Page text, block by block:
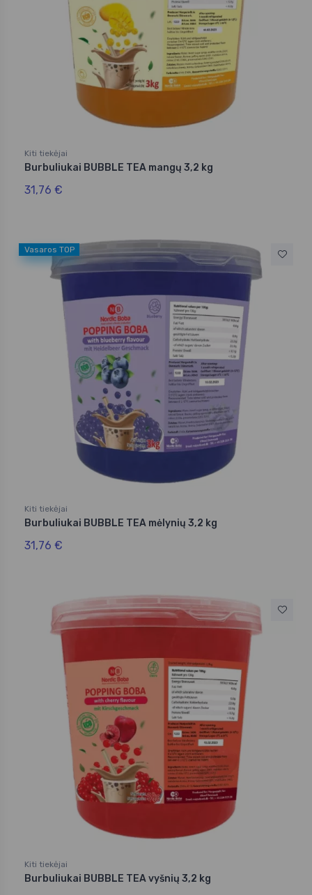
Kiti tiekėjai
Burbuliukai BUBBLE TEA mangų 3,2 kg
31,76 €
Vasaros TOP
Kiti tiekėjai
Burbuliukai BUBBLE TEA mėlynių 3,2 kg
31,76 €
Kiti tiekėjai
Burbuliukai BUBBLE TEA vyšnių 3,2 kg